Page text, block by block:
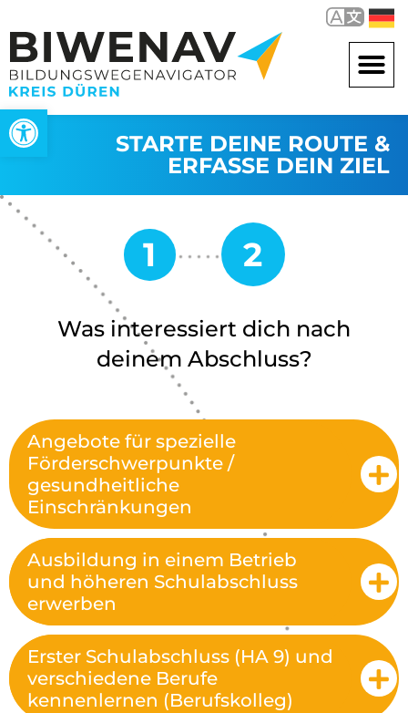
Werkzeugleiste öffnen
STARTE DEINE ROUTE &
ERFASSE DEIN ZIEL
Was interessiert dich nach
deinem Abschluss?
Angebote für spezielle
Förderschwerpunkte /
gesundheitliche
Einschränkungen
Ausbildung in einem Betrieb
und höheren Schulabschluss
erwerben
Erster Schulabschluss (HA 9) und
verschiedene Berufe
kennenlernen (Berufskolleg)